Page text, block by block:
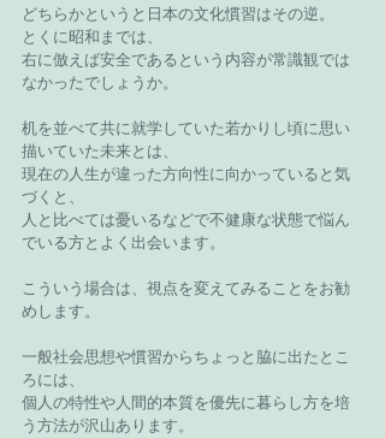
どちらかというと日本の文化慣習はその逆。
とくに昭和までは、
右に倣えば安全であるという内容が常識観では
なかったでしょうか。
机を並べて共に就学していた若かりし頃に思い
描いていた未来とは、
現在の人生が違った方向性に向かっていると気
づくと、
人と比べては憂いるなどで不健康な状態で悩ん
でいる方とよく出会います。
こういう場合は、視点を変えてみることをお勧
めします。
一般社会思想や慣習からちょっと脇に出たとこ
ろには、
個人の特性や人間的本質を優先に暮らし方を培
う方法が沢山あります。